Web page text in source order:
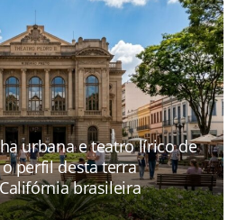
urbana e teatro lírico de
perfil desta terra
brasileira